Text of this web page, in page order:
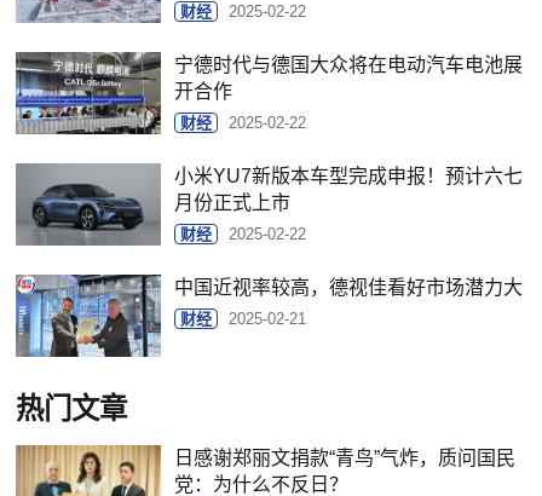
财经 2025-02-22
宁德时代与德国大众将在电动汽车电池展
开合作
财经 2025-02-22
小米YU7新版本车型完成申报！预计六七
月份正式上市
财经 2025-02-22
中国近视率较高，德视佳看好市场潜力大
财经 2025-02-21
热门文章
日感谢郑丽文捐款“青鸟”气炸，质问国民
党：为什么不反日？